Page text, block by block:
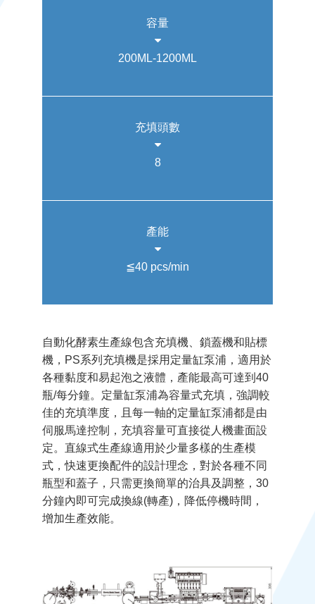
容量
200ML-1200ML
充填頭數
8
產能
≦40 pcs/min
自動化酵素生產線包含充填機、鎖蓋機和貼標
機，PS系列充填機是採用定量缸泵浦，適用於
各種黏度和易起泡之液體，產能最高可達到40
瓶/每分鐘。定量缸泵浦為容量式充填，強調較
佳的充填準度，且每一軸的定量缸泵浦都是由
伺服馬達控制，充填容量可直接從人機畫面設
定。直線式生產線適用於少量多樣的生產模
式，快速更換配件的設計理念，對於各種不同
瓶型和蓋子，只需更換簡單的治具及調整，30
分鐘內即可完成換線(轉產)，降低停機時間，
增加生產效能。